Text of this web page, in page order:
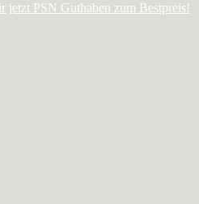
jetzt PSN Guthaben zum Bestpreis!